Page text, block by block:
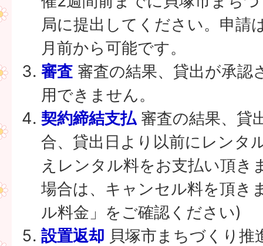
局に提出してください。申請
月前から可能です。
審査 審査の結果、貸出が承認
用できません。
契約締結支払審査の結果、貸
合、貸出日より以前にレンタ
えレンタル料をお支払い頂き
場合は、キャンセル料を頂き
ル料金」をご確認ください)
設置返却 貝塚市まちづくり推